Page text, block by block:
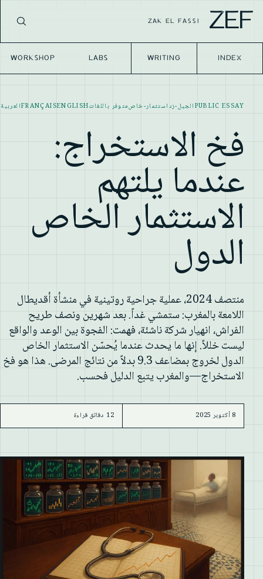
ZEF
ZAK EL FASSI
INDEX
WRITING
LABS
WORKSHOP
PUBLIC ESSAYالجيل-زداستثمار-خاصمتوفر باللغاتENGLISH
FRANÇAISالعربية
فخ الاستخراج:
عندما يلتهم
الاستثمار الخاص
الدول
منتصف 2024، عملية جراحية روتينية في منشأة أقديطال
اللامعة بالمغرب: ستمشي غداً. بعد شهرين ونصف طريح
الفراش، انهيار شركة ناشئة، فهمت: الفجوة بين الوعد والواقع
ليست خللاً. إنها ما يحدث عندما يُحسّن الاستثمار الخاص
الدول لخروج بمضاعف 9.3 بدلاً من نتائج المرضى. هذا هو فخ
الاستخراج—والمغرب يتبع الدليل فحسب.